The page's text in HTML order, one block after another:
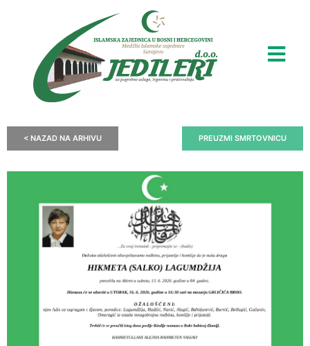
< NAZAD NA ARHIVU PREUZMI SMRTOVNICU